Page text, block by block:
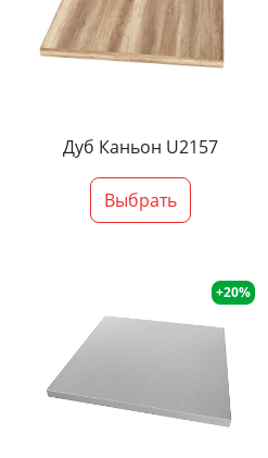
Дуб Каньон U2157
Выбрать
+20%